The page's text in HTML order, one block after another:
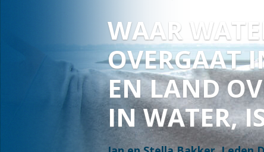
VOOR HAAR
EN ONZE
TOEKOMST
Fred Warbroek, lid Deltawind